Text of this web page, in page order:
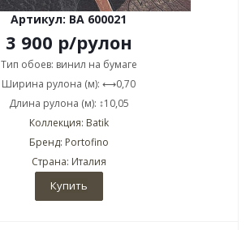
Артикул: BA 600021
3 900 р/рулон
Тип обоев: винил на бумаге
Ширина рулона (м): ⟷0,70
Длина рулона (м): ↕10,05
Коллекция: Batik
Бренд: Portofino
Страна: Италия
Купить